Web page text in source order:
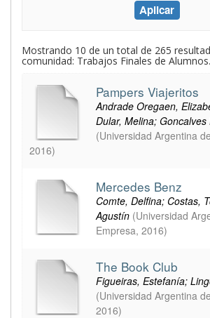
Mostrando 10 de un total de 265
comunidad: Trabajos Finales de Alumnos.
Pampers Viajeritos
Andrade Oregaen,
Dular, Melina;
(Universidad Argentina
2016)
Mercedes Benz
Comte, Delfina; Costas,
Agustín (Universidad
Empresa, 2016)
The Book Club
Figueiras, Estefanía;
(Universidad Argentina
2016)